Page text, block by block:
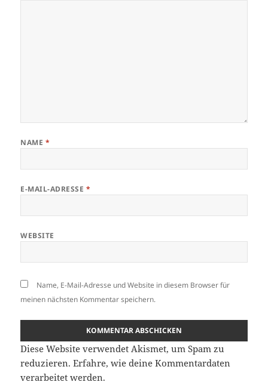
NAME *
E-MAIL-ADRESSE *
WEBSITE
Name, E-Mail-Adresse und Website in diesem Browser für
meinen nächsten Kommentar speichern.
Diese Website verwendet Akismet, um Spam zu
reduzieren.Erfahre, wie deine Kommentardaten
verarbeitet werden.